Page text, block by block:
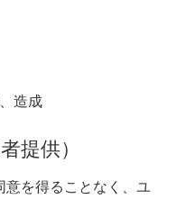
造成
提供）
意を得ることなく、ユ